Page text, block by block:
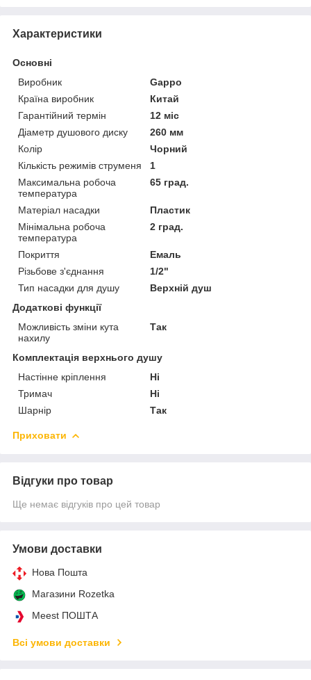
Характеристики
Основні
Виробник
Gappo
Країна виробник
Китай
Гарантійний термін
12 міс
Діаметр душового диску
260 мм
Колір
Чорний
Кількість режимів струменя
1
Максимальна робоча
температура
65 град.
Матеріал насадки
Пластик
Мінімальна робоча
температура
2 град.
Покриття
Емаль
Різьбове з'єднання
1/2"
Тип насадки для душу
Верхній душ
Додаткові функції
Можливість зміни кута
нахилу
Так
Комплектація верхнього душу
Настінне кріплення
Ні
Тримач
Ні
Шарнір
Так
Приховати
Відгуки про товар
Ще немає відгуків про цей товар
Умови доставки
Нова Пошта
Магазини Rozetka
Meest ПОШТА
Всі умови доставки